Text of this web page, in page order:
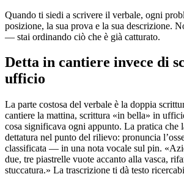
Quando ti siedi a scrivere il verbale, ogni
posizione, la sua prova e la sua descrizione.
— stai ordinando ciò che è già catturato.
Detta in cantiere invece di
ufficio
La parte costosa del verbale è la doppia
cantiere la mattina, scrittura «in bella» in
cosa significava ogni appunto. La pratica che
dettatura nel punto del rilievo: pronuncia
classificata — in una nota vocale sul pin.
due, tre piastrelle vuote accanto alla vasca,
stuccatura.» La trascrizione ti dà testo